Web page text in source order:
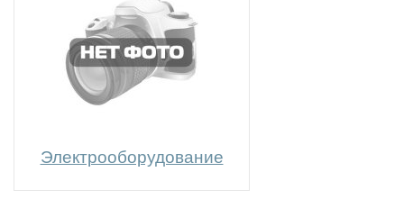
Электрооборудование